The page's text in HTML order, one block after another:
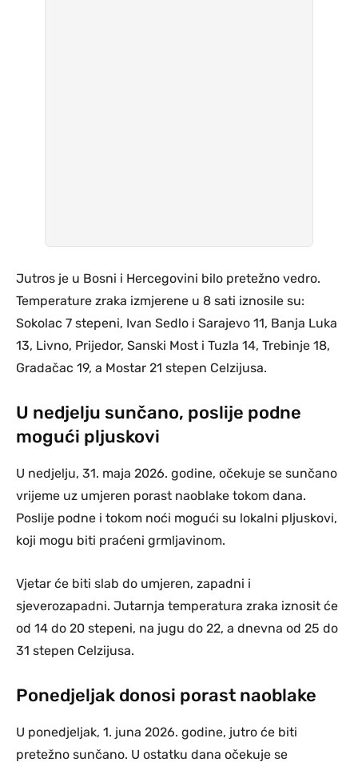
Jutros je u Bosni i Hercegovini bilo pretežno vedro.
Temperature zraka izmjerene u 8 sati iznosile su:
Sokolac 7 stepeni, Ivan Sedlo i Sarajevo 11, Banja Luka
13, Livno, Prijedor, Sanski Most i Tuzla 14, Trebinje 18,
Gradačac 19, a Mostar 21 stepen Celzijusa.
U nedjelju sunčano, poslije podne
mogući pljuskovi
U nedjelju, 31. maja 2026. godine, očekuje se sunčano
vrijeme uz umjeren porast naoblake tokom dana.
Poslije podne i tokom noći mogući su lokalni pljuskovi,
koji mogu biti praćeni grmljavinom.
Vjetar će biti slab do umjeren, zapadni i
sjeverozapadni. Jutarnja temperatura zraka iznosit će
od 14 do 20 stepeni, na jugu do 22, a dnevna od 25 do
31 stepen Celzijusa.
Ponedjeljak donosi porast naoblake
U ponedjeljak, 1. juna 2026. godine, jutro će biti
pretežno sunčano. U ostatku dana očekuje se